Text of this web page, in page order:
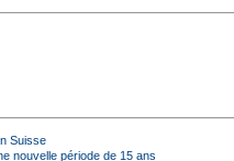
Suisse
nouvelle période de 15 ans